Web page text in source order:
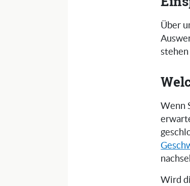
Über
Wenn
Wird